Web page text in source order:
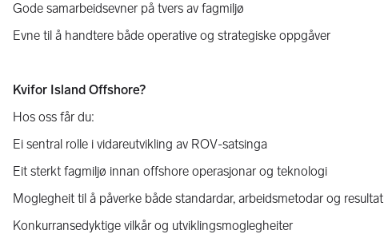
Gode samarbeidsevner på tvers av fagmiljø
Evne til å handtere både operative og strategiske oppgåver
Kvifor Island Offshore?
Hos oss får du:
Ei sentral rolle i vidareutvikling av ROV-satsinga
Eit sterkt fagmiljø innan offshore operasjonar og teknologi
Moglegheit til å påverke både standardar, arbeidsmetodar og resultat
Konkurransedyktige vilkår og utviklingsmoglegheiter